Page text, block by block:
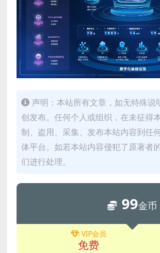
声明：本站所有文章，如无特殊说
创发布。任何个人或组织，在未征得
制、盗用、采集、发布本站内容到任
体平台。如若本站内容侵犯了原著者
们进行处理。
99金币
VIP会员
免费